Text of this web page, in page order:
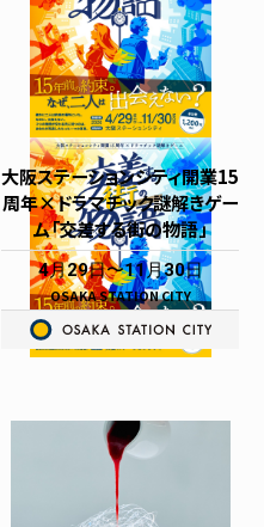
大阪ステーションシティ開業15
周年×ドラマチック謎解きゲー
ム「交差する街の物語」
4月29日 11月30日
OSAKA STATION CITY